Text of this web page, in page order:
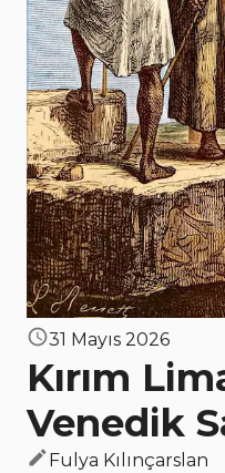
31 Mayıs 2026
Kırım
Venedik
Fulya Kılınçarslan